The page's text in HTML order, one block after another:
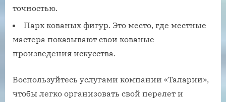
точностью.
Парк кованых фигур. Это место, где местные
мастера показывают свои кованые
произведения искусства.
Воспользуйтесь услугами компании «Таларии»,
чтобы легко организовать свой перелет и